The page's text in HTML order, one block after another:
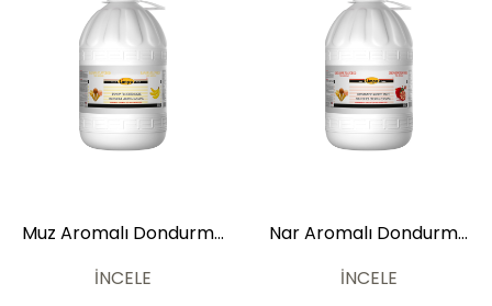
Muz Aromalı Dondurma
6kg
İNCELE
Nar Aromalı Dondurma
6kg
İNCELE